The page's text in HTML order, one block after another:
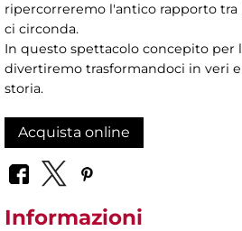
ripercorreremo l'antico rapporto
ci circonda.
In questo spettacolo concepito per
divertiremo trasformandoci in veri
storia.
Acquista online
Informazioni